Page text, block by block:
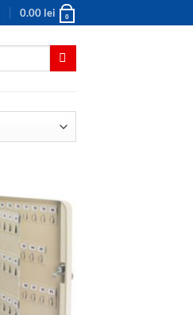
0.00 lei 0